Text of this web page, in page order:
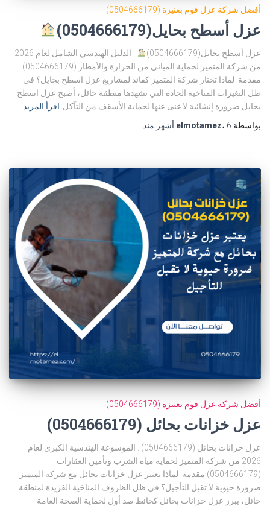
أفضل شركة عزل فوم بعنيزة (0504666179)
عزل أسطح بحايل(0504666179)
عزل أسطح بحايل(0504666179)
: الدليل الهندسي الشامل لعام 2026
من شركة المتميز لحماية المباني من الحرارة والأمطار (0504666179)
مقدمة: لماذا تختار شركة المتميز كقائد لمشاريع عزل اسطح بحايل؟ في
ظل التغيرات المناخية الحادة التي تشهدها منطقة حائل، أصبح عزل اسطح
بحايل ضرورة إنشائية لا غنى عنها لحماية الأسقف من التآكل اقرأ المزيد
بواسطة
elmotamez، 6 أشهر منذ
أفضل شركة عزل فوم بعنيزة (0504666179)
عزل خزانات بحائل (0504666179)
عزل خزانات بحائل (0504666179) : الموسوعة الهندسية الكبرى لعام
2026 من شركة المتميز لحماية مياه الشرب وتأمين العقارات
(0504666179) مقدمة: لماذا يعتبر عزل خزانات بحائل مع شركة المتميز
ضرورة حيوية لا تقبل التأجيل؟ في ظل الظروف المناخية الفريدة لمنطقة
حائل، يبرز عزل خزانات بحائل كحائط صد أول لحماية الصحة العامة